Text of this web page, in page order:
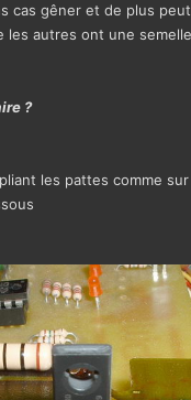
cas gêner et de plus
les autres ont une
?
les pattes comme